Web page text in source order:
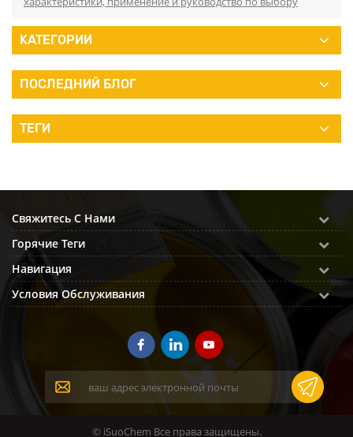
КАТЕГОРИИ
ПОСЛЕДНИЙ БЛОГ
ТЕГИ
Свяжитесь С Нами
Горячие Теги
Навигация
Условия Обслуживания
© iSuoChem Все права защищены.